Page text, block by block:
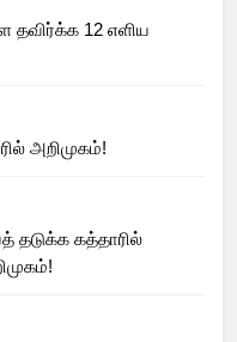
தவிர்க்க 12 எளிய
அறிமுகம்!
கத்தாரில்